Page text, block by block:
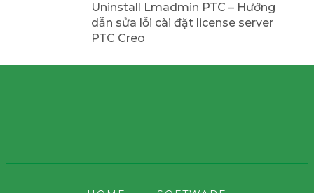
Uninstall Lmadmin PTC – Hướng
dẫn sửa lỗi cài đặt license server
PTC Creo